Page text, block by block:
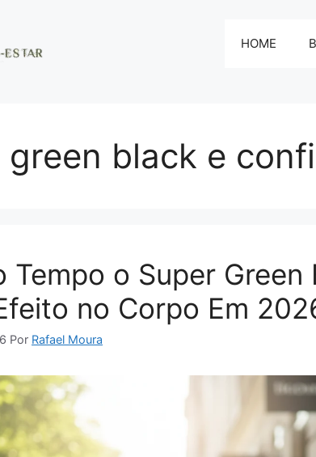
HOME
green black e
Tempo o Super Green
no Corpo Em
Por Rafael Moura